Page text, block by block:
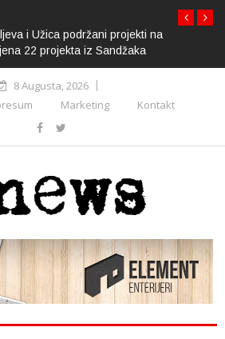
i Užica podržani projekti na
22 projekta iz Sandžaka
8 Augusta, 2026
Marketing Kontakt